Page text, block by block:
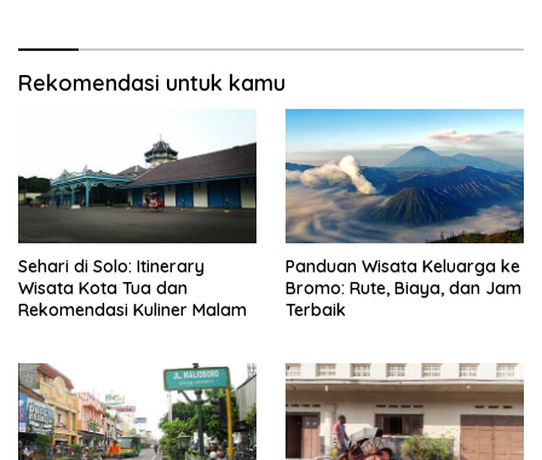
Rekomendasi untuk kamu
Sehari di Solo: Itinerary
Wisata Kota Tua dan
Rekomendasi Kuliner Malam
Panduan Wisata Keluarga ke
Bromo: Rute, Biaya, dan Jam
Terbaik